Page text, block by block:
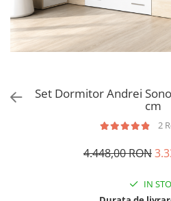
Set Dormitor Andrei
cm
2
4.448,00 RON
IN